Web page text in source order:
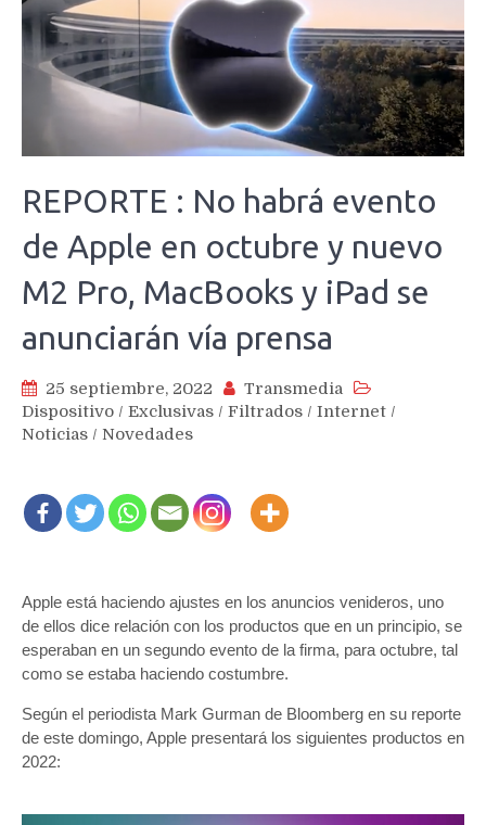
REPORTE : No habrá evento
de Apple en octubre y nuevo
M2 Pro, MacBooks y iPad se
anunciarán vía prensa
25 septiembre, 2022
Transmedia
Dispositivo / Exclusivas / Filtrados / Internet /
Noticias / Novedades
Apple está haciendo ajustes en los anuncios venideros, uno
de ellos dice relación con los productos que en un principio, se
esperaban en un segundo evento de la firma, para octubre, tal
como se estaba haciendo costumbre.
Según el periodista Mark Gurman de Bloomberg en su reporte
de este domingo, Apple presentará los siguientes productos en
2022: